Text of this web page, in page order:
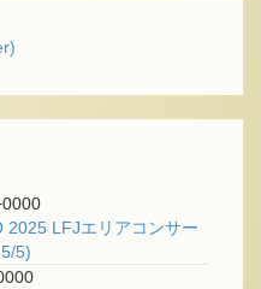
2025 LFJエリアコンサー
5)